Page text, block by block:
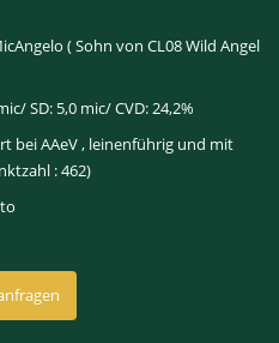
( Sohn von CL08 Wild Angel
SD: 5,0 mic/ CVD: 24,2%
bei AAeV , leinenführig und mit
: 462)